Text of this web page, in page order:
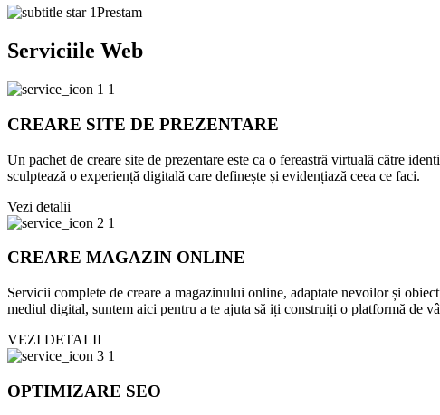
Prestam
Serviciile Web
CREARE SITE DE PREZENTARE
Un pachet de creare site de prezentare este ca o fereastră virtuală către
sculptează o experiență digitală care definește și evidențiază ceea ce faci.
Vezi detalii
CREARE MAGAZIN ONLINE
Servicii complete de creare a magazinului online, adaptate nevoilor și
mediul digital, suntem aici pentru a te ajuta să iți construiți o platformă de
VEZI DETALII
OPTIMIZARE SEO